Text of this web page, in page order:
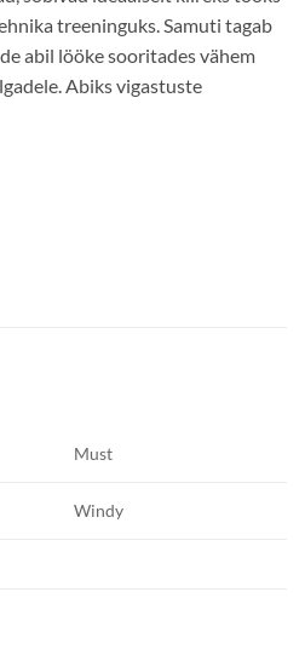
treeninguks. Samuti tagab
abil lööke sooritades vähem
Abiks vigastuste
Must
Windy